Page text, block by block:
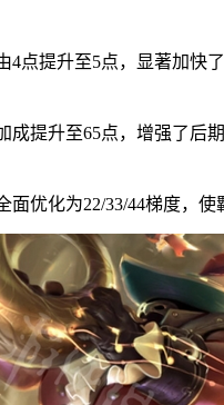
4点提升至5点，显著加快
成提升至65点，增强了后
面优化为22/33/44梯度，